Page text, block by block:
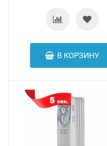
В КОРЗИНУ